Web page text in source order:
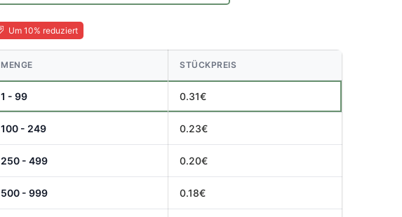
Um 10% reduziert
MENGE STÜCKPREIS
1 - 99 0.31€
100 - 249 0.23€
250 - 499 0.20€
500 - 999 0.18€